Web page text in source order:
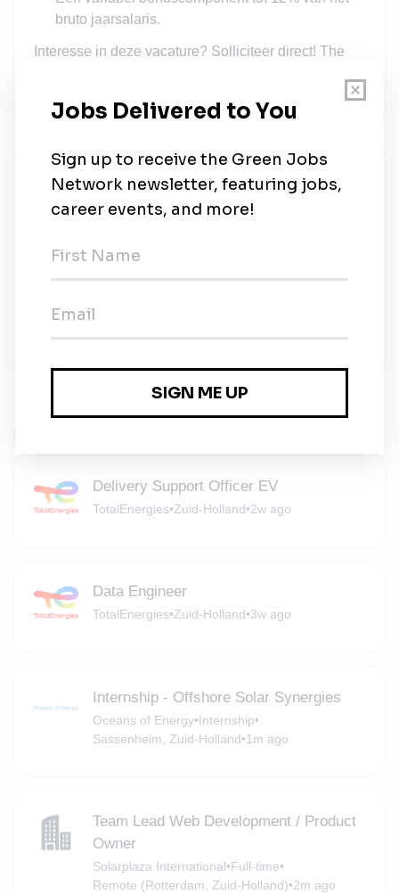
bruto jaarsalaris.
Interesse in deze vacature? Solliciteer direct! The
The Preferred Supplier
Delivery Support Officer EV
TotalEnergies•Zuid-Holland•2w ago
Data Engineer
TotalEnergies•Zuid-Holland•3w ago
Internship - Offshore Solar Synergies
Oceans of Energy•Internship•
Sassenheim, Zuid-Holland•1m ago
Team Lead Web Development / Product
Owner
Solarplaza International•Full-time•
Remote (Rotterdam, Zuid-Holland)•2m ago